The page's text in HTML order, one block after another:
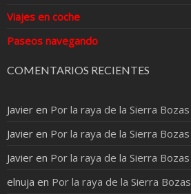
Viajes en coche
Paseos navegando
COMENTARIOS RECIENTES
Javier en Por la raya de la Sierra Bozas
Javier en Por la raya de la Sierra Bozas
Javier en Por la raya de la Sierra Bozas
elnuja en Por la raya de la Sierra Bozas